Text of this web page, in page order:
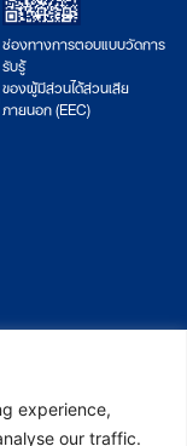
experience,
our traffic.
ช่องทางการตอบแบบวัดการ
รับรู้
ของผู้มีส่วนได้ส่วนเสีย
ภายนอก (EEC)